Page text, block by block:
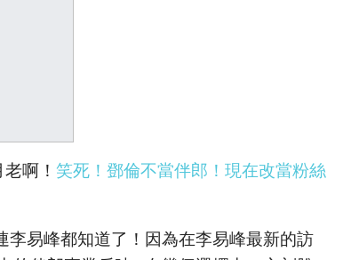
啊！ 笑死！鄧倫不當伴郎！現在改當粉絲
易峰都知道了！因為在李易峰最新的訪